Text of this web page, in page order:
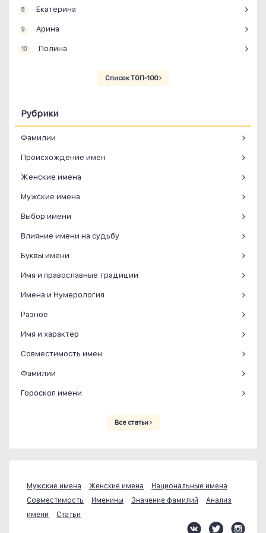
8 Екатерина
9 Арина
10 Полина
Список ТОП-100
Рубрики
Фамилии
Происхождение имен
Женские имена
Мужские имена
Выбор имени
Влияние имени на судьбу
Буквы имени
Имя и православные традиции
Имена и Нумерология
Разное
Имя и характер
Совместимость имен
Фамилии
Гороскоп имени
Все статьи
Мужские имена Женские имена
Национальные имена
Совместимость
Именины Значение фамилий
Анализ
имени
Статьи